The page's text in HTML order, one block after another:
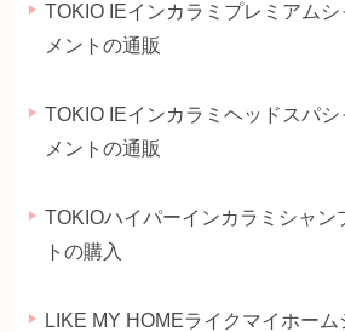
TOKIO IEインカラミプレミアムシ
メントの通販
TOKIO IEインカラミヘッドスパシ
メントの通販
TOKIOハイパーインカラミシャン
トの購入
LIKE MY HOMEライクマイホー